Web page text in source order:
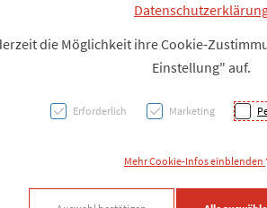
die Möglichkeit ihre Cookie-
Einstellung" auf.
Erforderlich Marketing
Mehr Cookie-Infos einblenden